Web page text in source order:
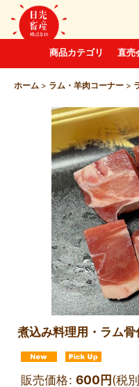
商品カテゴリ 直売
ホーム > ラム・羊肉コーナー >
煮込み料理用・ラム骨
販売価格: 600円(税